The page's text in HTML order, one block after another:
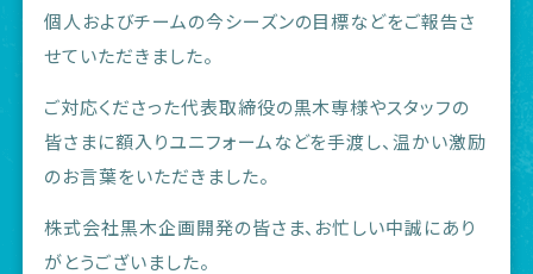
個人およびチームの今シーズンの目標などをご報告さ
せていただきました。
ご対応くださった代表取締役の黒木専様やスタッフの
皆さまに額入りユニフォームなどを手渡し、温かい激励
のお言葉をいただきました。
株式会社黒木企画開発の皆さま、お忙しい中誠にあり
がとうございました。